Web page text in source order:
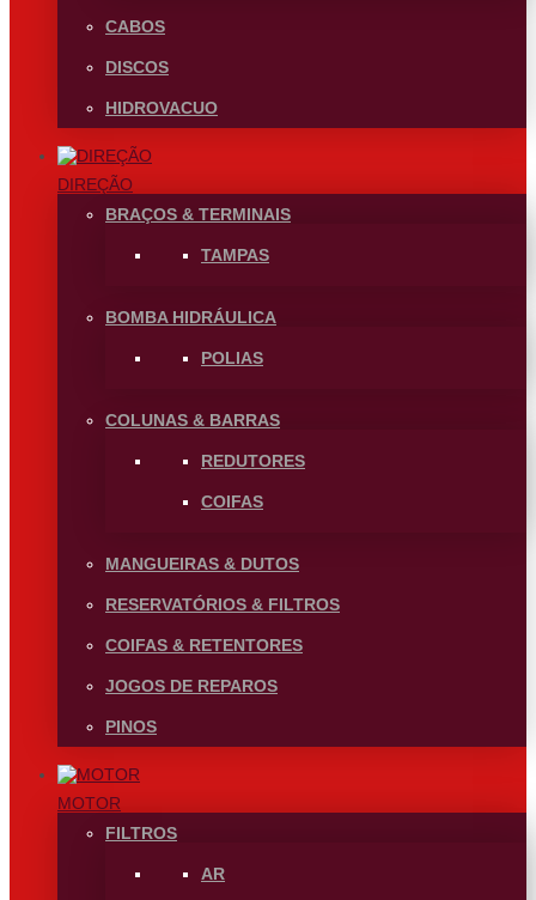
CABOS
DISCOS
HIDROVACUO
DIREÇÃO
BRAÇOS & TERMINAIS
TAMPAS
BOMBA HIDRÁULICA
POLIAS
COLUNAS & BARRAS
REDUTORES
COIFAS
MANGUEIRAS & DUTOS
RESERVATÓRIOS & FILTROS
COIFAS & RETENTORES
JOGOS DE REPAROS
PINOS
MOTOR
FILTROS
AR